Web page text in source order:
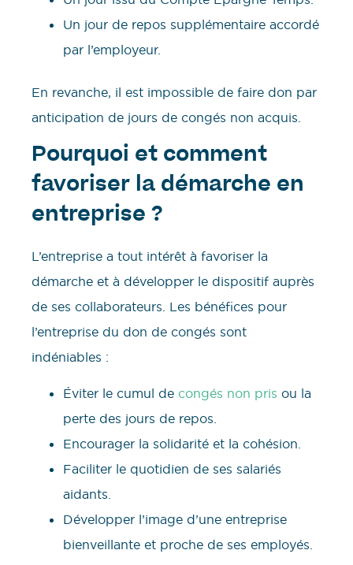
Un jour de repos supplémentaire accordé
par l’employeur.
En revanche, il est impossible de faire don par
anticipation de jours de congés non acquis.
Pourquoi et comment
favoriser la démarche en
entreprise ?
L’entreprise a tout intérêt à favoriser la
démarche et à développer le dispositif auprès
de ses collaborateurs. Les bénéfices pour
l’entreprise du don de congés sont
indéniables :
Éviter le cumul de congés non pris ou la
perte des jours de repos.
Encourager la solidarité et la cohésion.
Faciliter le quotidien de ses salariés
aidants.
Développer l’image d’une entreprise
bienveillante et proche de ses employés.